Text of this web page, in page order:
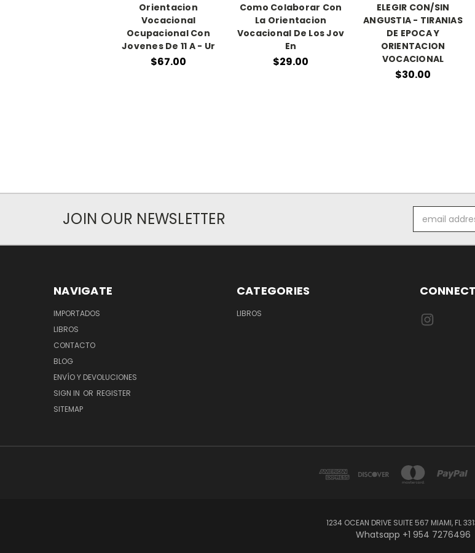
Orientacion
Vocacional
Ocupacional Con
Jovenes De 11 A - Ur
$67.00
Como Colaborar Con
La Orientacion
Vocacional De Los Jov
En
$29.00
ELEGIR CON/SIN
ANGUSTIA - TIRANIAS
DE EPOCA Y
ORIENTACION
VOCACIONAL
$30.00
JOIN OUR NEWSLETTER
Address
NAVIGATE
IMPORTADOS
LIBROS
CONTACTO
BLOG
ENVÍO Y DEVOLUCIONES
SIGN IN OR REGISTER
SITEMAP
CATEGORIES
LIBROS
1234 OCEAN DRIVE SUITE 567 MIAMI, FL
Whatsapp +1 954 7276496